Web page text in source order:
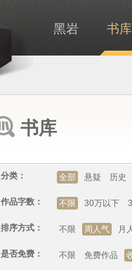
黑岩 书库
书库
分类： 全部 悬疑 历史
作品字数： 不限 30万以下
排序方式： 不限 周人气 月
是否免费： 不限 免费作品